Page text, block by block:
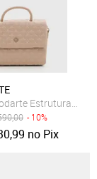
Matelassê Nude
Estruturada
- 10%
no Pix